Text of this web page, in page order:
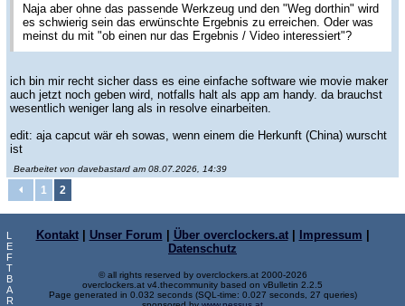
Naja aber ohne das passende Werkzeug und den "Weg dorthin" wird
es schwierig sein das erwünschte Ergebnis zu erreichen. Oder was
meinst du mit "ob einen nur das Ergebnis / Video interessiert"?
ich bin mir recht sicher dass es eine einfache software wie movie maker
auch jetzt noch geben wird, notfalls halt als app am handy. da brauchst
wesentlich weniger lang als in resolve einarbeiten.
edit: aja capcut wär eh sowas, wenn einem die Herkunft (China) wurscht
ist
Bearbeitet von davebastard am 08.07.2026, 14:39
1 2
L
E
F
T
B
A
R
Kontakt| Unser Forum Über overclockers.at| Impressum
Datenschutz
© all rights reserved by overclockers.at 2000-2026
overclockers.at v4.thecommunity based on vBulletin 2.2.5
Page generated in 0.032 seconds (SQL-time: 0.027 seconds, 27 queries)